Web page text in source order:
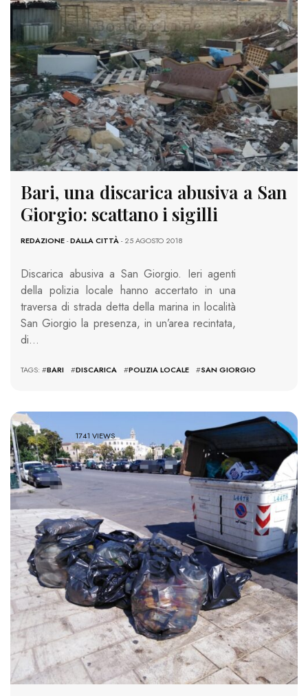
Bari, una discarica abusiva a San
Giorgio: scattano i sigilli
REDAZIONE-DALLA CITTÀ- 25 AGOSTO 2018
Discarica abusiva a San Giorgio. Ieri agenti
della polizia locale hanno accertato in una
traversa di strada detta della marina in località
San Giorgio la presenza, in un’area recintata,
di…
TAGS: #BARI #DISCARICA #POLIZIA LOCALE #SAN GIORGIO
1741 VIEWS